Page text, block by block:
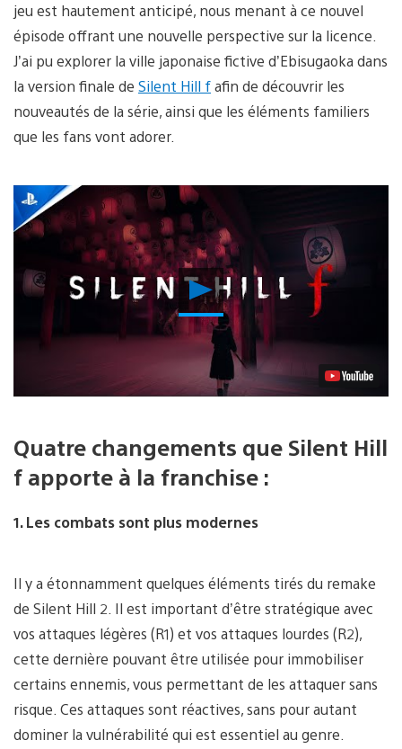
jeu est hautement anticipé, nous menant à ce nouvel
épisode offrant une nouvelle perspective sur la licence.
J’ai pu explorer la ville japonaise fictive d’Ebisugaoka dans
la version finale de Silent Hill fafin de découvrir les
nouveautés de la série, ainsi que les éléments familiers
que les fans vont adorer.
Lancer
la
vidéo
Quatre changements que Silent Hill
f apporte à la franchise :
1. Les combats sont plus modernes
Il y a étonnamment quelques éléments tirés du remake
de Silent Hill 2. Il est important d’être stratégique avec
vos attaques légères (R1) et vos attaques lourdes (R2),
cette dernière pouvant être utilisée pour immobiliser
certains ennemis, vous permettant de les attaquer sans
risque. Ces attaques sont réactives, sans pour autant
dominer la vulnérabilité qui est essentiel au genre.